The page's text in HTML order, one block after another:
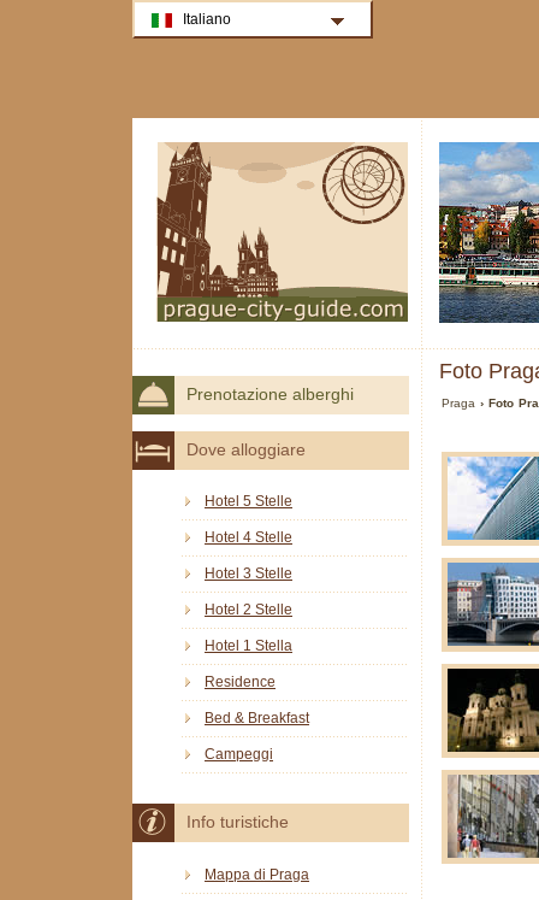
Foto
Praga › Foto
Prenotazione alberghi
Dove alloggiare
Hotel 5 Stelle
Hotel 4 Stelle
Hotel 3 Stelle
Hotel 2 Stelle
Hotel 1 Stella
Residence
Bed & Breakfast
Campeggi
Info turistiche
Mappa di Praga
Italiano